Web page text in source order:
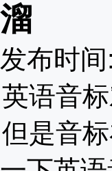
溜
发布时
英语音
但是音